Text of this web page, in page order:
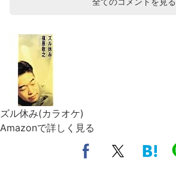
ズル休み(カラオケ)
Amazonで詳しく見る